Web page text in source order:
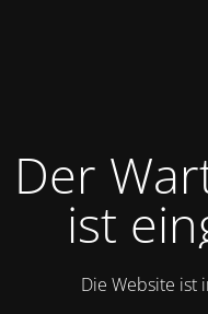
Der
ist
Die Website ist